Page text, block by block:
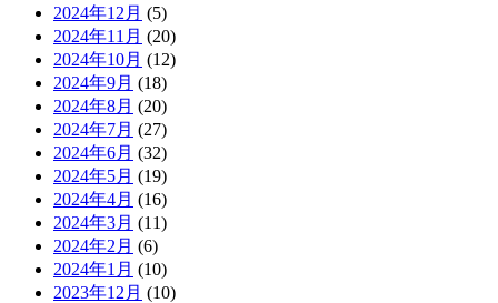
2024年12月 (5)
2024年11月 (20)
2024年10月 (12)
2024年9月 (18)
2024年8月 (20)
2024年7月 (27)
2024年6月 (32)
2024年5月 (19)
2024年4月 (16)
2024年3月 (11)
2024年2月 (6)
2024年1月 (10)
2023年12月 (10)